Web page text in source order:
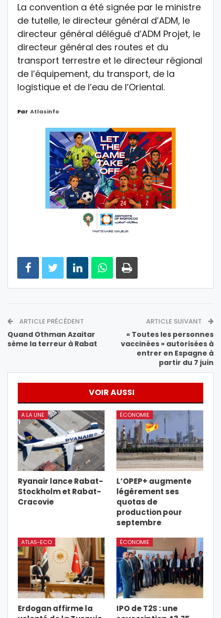
La convention a été signée par le ministre
de tutelle, le directeur général d’ADM, le
directeur général délégué d’ADM Projet, le
directeur général des routes et du
transport terrestre et le directeur régional
de l’équipement, du transport, de la
logistique et de l’eau de l’Oriental.
Par Atlasinfo
ARTICLE PRÉCÉDENT
Quand Othman Azaitar
sème la terreur à Rabat
ARTICLE SUIVANT
« Toutes les personnes
vaccinées » autorisées à
entrer en Espagne à
partir du 7 juin
VOIR AUSSI
A LA UNE
Ryanair lance Rabat-
Stockholm et Rabat-
Cracovie
ÉCONOMIE
L’OPEP+ augmente
légèrement ses
quotas de
production pour
septembre
ATLAS-ECO
Erdogan affirme la
ÉCONOMIE
IPO de T2S : une